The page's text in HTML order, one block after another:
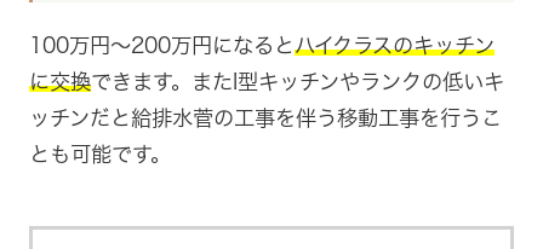
100万円～200万円になるとハイクラスのキッチン
に交換できます。またI型キッチンやランクの低いキ
ッチンだと給排水菅の工事を伴う移動工事を行うこ
とも可能です。